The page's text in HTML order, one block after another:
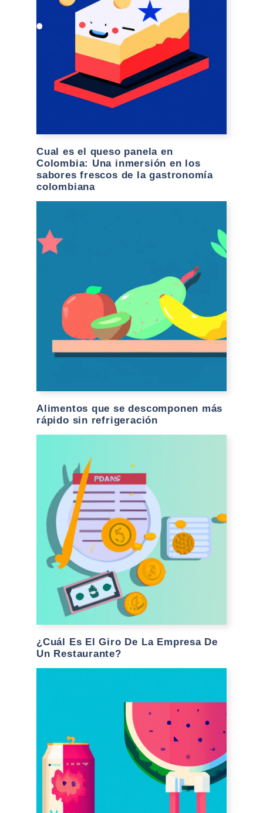
Cual es el queso panela en
Colombia: Una inmersión en los
sabores frescos de la gastronomía
colombiana
Alimentos que se descomponen más
rápido sin refrigeración
¿Cuál Es El Giro De La Empresa De
Un Restaurante?